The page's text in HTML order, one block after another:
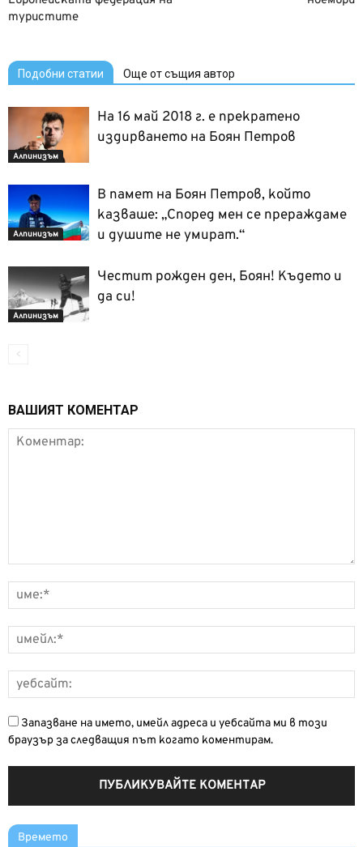
туристите
Подобни статии Още от същия автор
Алпинизъм
На 16 май 2018 г. е прекратено
издирването на Боян Петров
Алпинизъм
В памет на Боян Петров, който
казваше: „Според мен се прераждаме
и душите не умират.“
Алпинизъм
Честит рожден ден, Боян! Kъдето и
да си!
ВАШИЯТ КОМЕНТАР
Запазване на името, имейл адреса и уебсайта ми в този
браузър за следващия път когато коментирам.
Времето